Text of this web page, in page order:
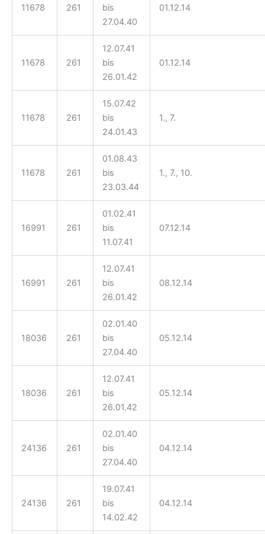
11678 261
bis
27.04.40
01.12.14
11678 261
12.07.41
bis
26.01.42
01.12.14
11678 261
15.07.42
bis
24.01.43
1., 7.
11678 261
01.08.43
bis
23.03.44
1., 7., 10.
16991 261
01.02.41
bis
11.07.41
07.12.14
16991 261
12.07.41
bis
26.01.42
08.12.14
18036 261
02.01.40
bis
27.04.40
05.12.14
18036 261
12.07.41
bis
26.01.42
05.12.14
24136 261
02.01.40
bis
27.04.40
04.12.14
24136 261
19.07.41
bis
14.02.42
04.12.14